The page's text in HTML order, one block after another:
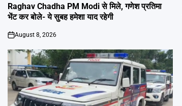
INRaghav Chadha PM Modi से मिले, गणेश प्रतिमा
भेंट कर बोले- ये सुबह हमेशा याद रहेगी
on
August 8, 2026